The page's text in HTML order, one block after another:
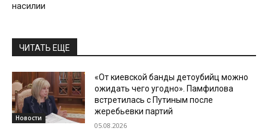
насилии
ЧИТАТЬ ЕЩЕ
Новости
«От киевской банды детоубийц можно
ожидать чего угодно». Памфилова
встретилась с Путиным после
жеребьевки партий
05.08.2026